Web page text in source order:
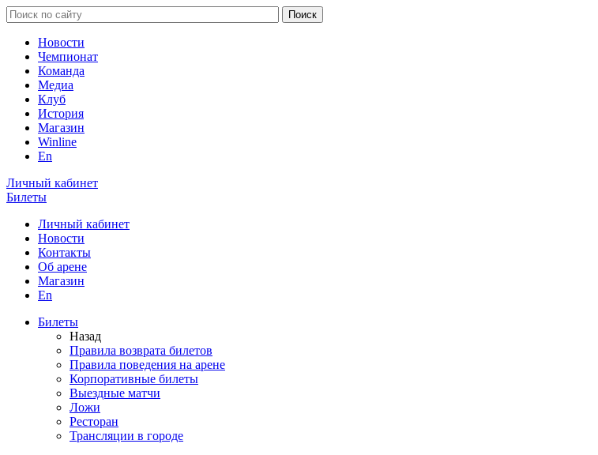
Новости
Чемпионат
Команда
Медиа
Клуб
История
Магазин
Winline
En
Личный кабинет
Билеты
Личный кабинет
Новости
Контакты
Об арене
Магазин
En
Билеты
Назад
Правила возврата билетов
Правила поведения на арене
Корпоративные билеты
Выездные матчи
Ложи
Ресторан
Трансляции в городе